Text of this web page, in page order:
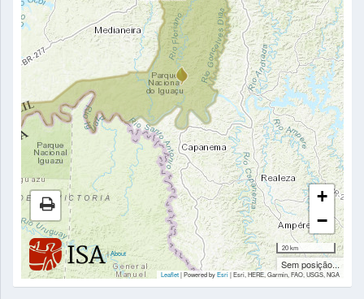
|About
+
−
20 km
Sem posição...
Leaflet| Powered byEsri|Esri, HERE, Garmin, FAO, USGS, NGA